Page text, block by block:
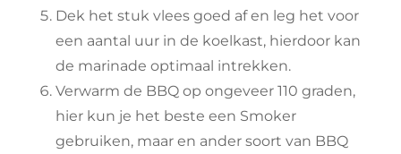
Dek het stuk vlees goed af en leg het voor
een aantal uur in de koelkast, hierdoor kan
de marinade optimaal intrekken.
Verwarm de BBQ op ongeveer 110 graden,
hier kun je het beste een Smoker
gebruiken, maar en ander soort van BBQ